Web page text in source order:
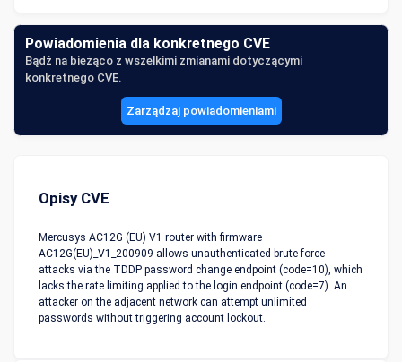
Powiadomienia dla konkretnego CVE
Bądź na bieżąco z wszelkimi zmianami dotyczącymi
konkretnego CVE.
Zarządzaj powiadomieniami
Opisy CVE
Mercusys AC12G (EU) V1 router with firmware
AC12G(EU)_V1_200909 allows unauthenticated brute-force
attacks via the TDDP password change endpoint (code=10), which
lacks the rate limiting applied to the login endpoint (code=7). An
attacker on the adjacent network can attempt unlimited
passwords without triggering account lockout.